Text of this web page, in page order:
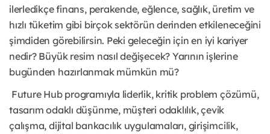
ilerledikçe finans, perakende, eğlence, sağlık, üretim ve
hızlı tüketim gibi birçok sektörün derinden etkileneceğini
şimdiden görebilirsin. Peki geleceğin için en iyi kariyer
nedir? Büyük resim nasıl değişecek? Yarının işlerine
bugünden hazırlanmak mümkün mü?
Future Hub programıyla liderlik, kritik problem çözümü,
tasarım odaklı düşünme, müşteri odaklılık, çevik
çalışma, dijital bankacılık uygulamaları, girişimcilik,